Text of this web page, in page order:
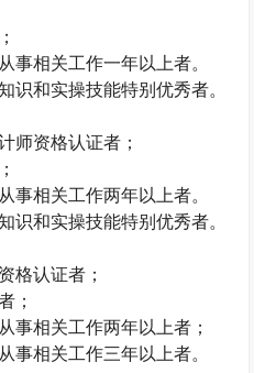
；
事相关工作一年以上者。
识和实操技能特别优秀者。
师资格认证者；
事相关工作两年以上者。
识和实操技能特别优秀者。
格认证者；
；
事相关工作两年以上者；
事相关工作三年以上者。